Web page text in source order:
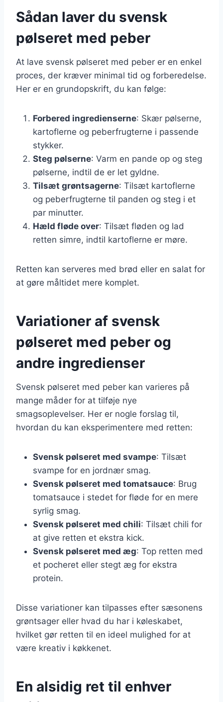
Sådan laver du svensk
pølseret med peber
At lave svensk pølseret med peber er en enkel
proces, der kræver minimal tid og forberedelse.
Her er en grundopskrift, du kan følge:
Forbered ingredienserne: Skær pølserne,
kartoflerne og peberfrugterne i passende
stykker.
Steg pølserne: Varm en pande op og steg
pølserne, indtil de er let gyldne.
Tilsæt grøntsagerne: Tilsæt kartoflerne
og peberfrugterne til panden og steg i et
par minutter.
Hæld fløde over: Tilsæt fløden og lad
retten simre, indtil kartoflerne er møre.
Retten kan serveres med brød eller en salat for
at gøre måltidet mere komplet.
Variationer af svensk
pølseret med peber og
andre ingredienser
Svensk pølseret med peber kan varieres på
mange måder for at tilføje nye
smagsoplevelser. Her er nogle forslag til,
hvordan du kan eksperimentere med retten:
Svensk pølseret med svampe: Tilsæt
svampe for en jordnær smag.
Svensk pølseret med tomatsauce: Brug
tomatsauce i stedet for fløde for en mere
syrlig smag.
Svensk pølseret med chili: Tilsæt chili for
at give retten et ekstra kick.
Svensk pølseret med æg: Top retten med
et pocheret eller stegt æg for ekstra
protein.
Disse variationer kan tilpasses efter sæsonens
grøntsager eller hvad du har i køleskabet,
hvilket gør retten til en ideel mulighed for at
være kreativ i køkkenet.
En alsidig ret til enhver